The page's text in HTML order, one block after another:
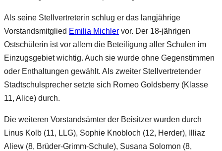
Als seine Stellvertreterin schlug er das langjährige
Vorstandsmitglied Emilia Michler vor. Der 18-jährigen
Ostschülerin ist vor allem die Beteiligung aller Schulen im
Einzugsgebiet wichtig. Auch sie wurde ohne Gegenstimmen
oder Enthaltungen gewählt. Als zweiter Stellvertretender
Stadtschulsprecher setzte sich Romeo Goldsberry (Klasse
11, Alice) durch.
Die weiteren Vorstandsämter der Beisitzer wurden durch
Linus Kolb (11, LLG), Sophie Knobloch (12, Herder), Illiaz
Aliew (8, Brüder-Grimm-Schule), Susana Solomon (8,